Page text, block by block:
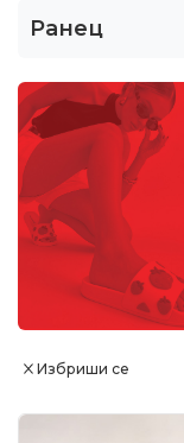
Ранец
Избриши се